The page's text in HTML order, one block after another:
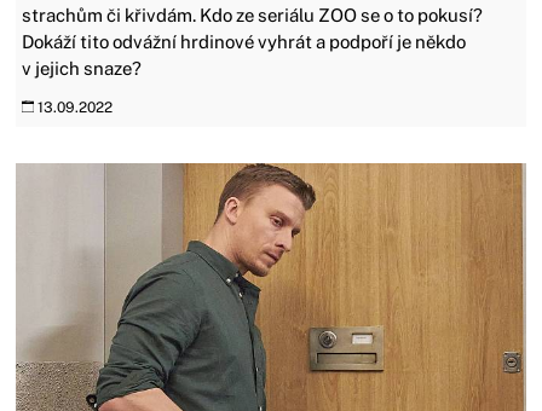
strachům či křivdám. Kdo ze seriálu ZOO se o to pokusí?
Dokáží tito odvážní hrdinové vyhrát a podpoří je někdo
v jejich snaze?
13.09.2022